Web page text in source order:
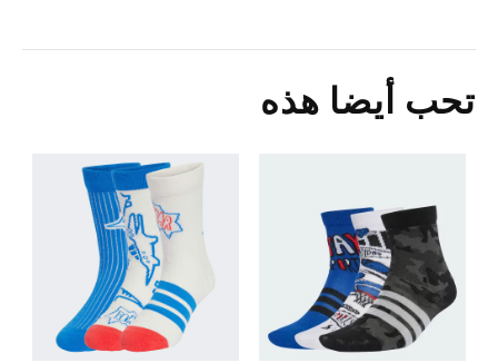
تحب أيضا هذه